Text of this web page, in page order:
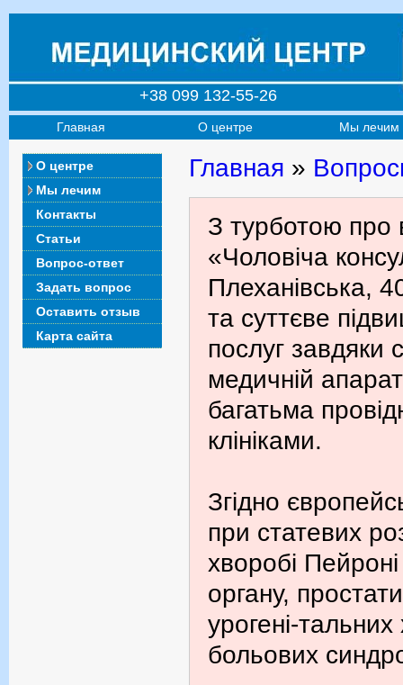
+38 099 132-55-26
Главная О центре Мы лечим
О центре
Мы лечим
Контакты
Статьи
Вопрос-ответ
Задать вопрос
Оставить отзыв
Карта сайта
Главная »
З турботою про
«Чоловіча
Плеханівська,
та суттєве
послуг завдяки
медичній
багатьма
клініками.
Згідно
при статевих
хворобі
органу,
урогені-
больових